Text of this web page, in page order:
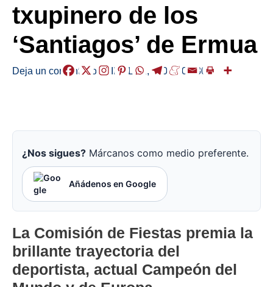
txupinero de los
‘Santiagos’ de Ermua
Deja un comentario /KIROLAK , /2026-05-30
¿Nos sigues? Márcanos como medio preferente.
Añádenos en Google
La Comisión de Fiestas premia la
brillante trayectoria del
deportista, actual Campeón del